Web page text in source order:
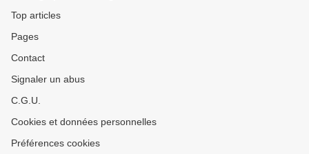
Top articles
Pages
Contact
Signaler un abus
C.G.U.
Cookies et données personnelles
Préférences cookies